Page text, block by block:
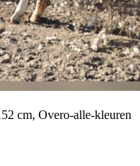
cm, Overo-alle-kleuren